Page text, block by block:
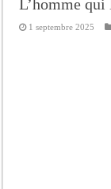
L’homme
1 septembre 2025